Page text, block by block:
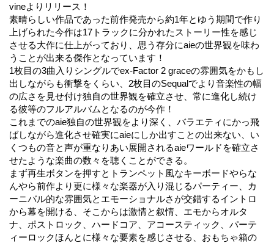
vineよりリリース！
素晴らしい作品であった前作発売から約1年とゆう期間で作り
上げられた今作は17トラックに分かれたストーリー性を感じ
させる大作に仕上がっており、思う存分にaieの世界観を味わ
うことが出来る傑作となっています！
1枚目の3曲入りシングルでex-Factor 2 graceの雰囲気をかもし
出しながらも衝撃をくらい、2枚目のSequalでより音楽性の幅
の広さを見せ付け独自の世界観を確立させ、常に進化し続け
る彼等のフルアルバムとなるのが今作！
これまでのaie独自の世界観をより深く、バラエティにかっ飛
ばしながら進化させ確実にaieにしか出すことの出来ない、い
くつもの音と声が重なりあい展開されるaieワールドを確立さ
せたような楽曲の数々を聴くことができる。
まず再生ボタンを押すとトランペット風なキーボードやらな
んやら前作より更に様々な楽器が入り混じるパーティー、カ
ーニバル的な雰囲気とエモーショナルさが交錯するイントロ
から幕を開ける、そこからは激情と叙情、エモからオルタ
ナ、ポストロック、ハードコア、アコースティック、パーテ
ィーロックほんとに様々な要素を感じさせる、おもちゃ箱の